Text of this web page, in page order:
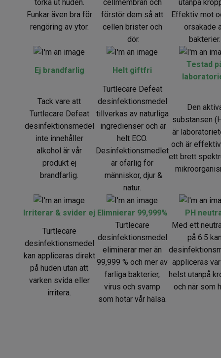
torka ut huden.
Funkar även bra för
rengöring av ytor.
cellmembran och
förstör dem så att
cellen brister och
dör.
utanpå
Effektiv mot
orsakade
bakterier.
Ej brandfarlig Helt giftfri
Testad
Tack vare att
Turtlecare Defeat
desinfektionsmedel
inte innehåller
alkohol är vår
produkt ej
brandfarlig.
Turtlecare Defeat
desinfektionsmedel
tillverkas av naturliga
ingredienser och är
helt ECO.
Desinfektionsmedlet
är ofarlig för
människor, djur &
natur.
Den
substansen
är
och är
ett brett
Irriterar & svider ej Elimnierar 99,999%
PH
Turtlecare
desinfektionsmedel
kan appliceras direkt
på huden utan att
varken svida eller
irritera.
Turtlecare
desinfektionsmedel
eliminerar mer än
99,999 % och mer av
farliga bakterier,
virus och svamp
som hotar vår hälsa.
Med ett
på 6.5
appliceras
helst utanpå
och när som